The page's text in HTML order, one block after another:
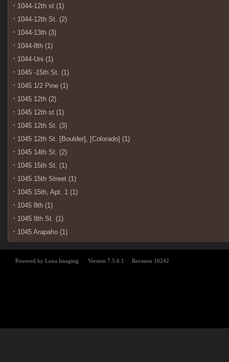
1044-12th st (1)
1044-12th St. (2)
1044-13th (3)
1044-8th (1)
1044-Uni (1)
1045 -15th St. (1)
1045 1/2 Pine (1)
1045 12th (2)
1045 12th st (1)
1045 12th St. (3)
1045 12th St. [Boulder], [Colorado] (1)
1045 14th St. (2)
1045 15th St. (1)
1045 15th Street (1)
1045 15th, Apt. 1 (1)
1045 8th (1)
1045 8th St. (1)
1045 Arapaho (1)